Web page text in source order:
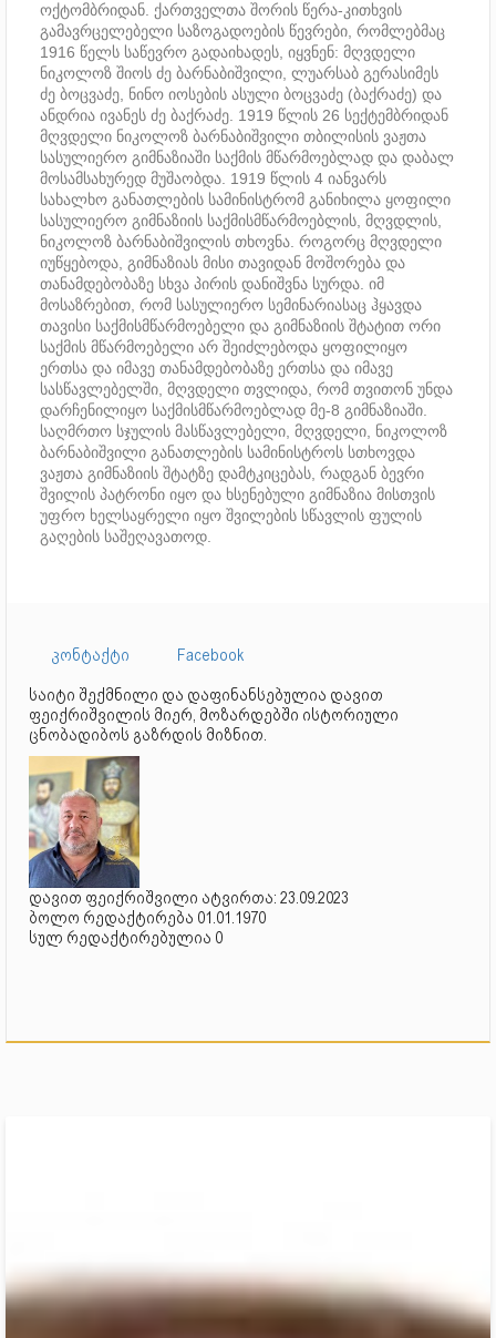
ოქტომბრიდან. ქართველთა შორის წერა-კითხვის
გამავრცელებელი საზოგადოების წევრები, რომლებმაც
1916 წელს საწევრო გადაიხადეს, იყვნენ: მღვდელი
ნიკოლოზ შიოს ძე ბარნაბიშვილი, ლუარსაბ გერასიმეს
ძე ბოცვაძე, ნინო იოსების ასული ბოცვაძე (ბაქრაძე) და
ანდრია ივანეს ძე ბაქრაძე. 1919 წლის 26 სექტემბრიდან
მღვდელი ნიკოლოზ ბარნაბიშვილი თბილისის ვაჟთა
სასულიერო გიმნაზიაში საქმის მწარმოებლად და დაბალ
მოსამსახურედ მუშაობდა. 1919 წლის 4 იანვარს
სახალხო განათლების სამინისტრომ განიხილა ყოფილი
სასულიერო გიმნაზიის საქმისმწარმოებლის, მღვდლის,
ნიკოლოზ ბარნაბიშვილის თხოვნა. როგორც მღვდელი
იუწყებოდა, გიმნაზიას მისი თავიდან მოშორება და
თანამდებობაზე სხვა პირის დანიშვნა სურდა. იმ
მოსაზრებით, რომ სასულიერო სემინარიასაც ჰყავდა
თავისი საქმისმწარმოებელი და გიმნაზიის შტატით ორი
საქმის მწარმოებელი არ შეიძლებოდა ყოფილიყო
ერთსა და იმავე თანამდებობაზე ერთსა და იმავე
სასწავლებელში, მღვდელი თვლიდა, რომ თვითონ უნდა
დარჩენილიყო საქმისმწარმოებლად მე-8 გიმნაზიაში.
საღმრთო სჯულის მასწავლებელი, მღვდელი, ნიკოლოზ
ბარნაბიშვილი განათლების სამინისტროს სთხოვდა
ვაჟთა გიმნაზიის შტატზე დამტკიცებას, რადგან ბევრი
შვილის პატრონი იყო და ხსენებული გიმნაზია მისთვის
უფრო ხელსაყრელი იყო შვილების სწავლის ფულის
გაღების საშეღავათოდ.
კონტაქტი
Facebook
საიტი შექმნილი და დაფინანსებულია დავით
ფეიქრიშვილის მიერ, მოზარდებში ისტორიული
ცნობადიბოს გაზრდის მიზნით.
დავით ფეიქრიშვილი ატვირთა: 23.09.2023
ბოლო რედაქტირება 01.01.1970
სულ რედაქტირებულია 0